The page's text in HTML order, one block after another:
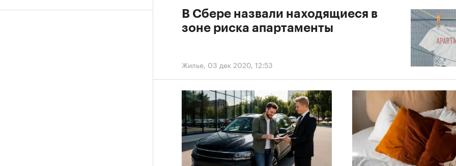
Жилье, 03 дек 2020, 12:53
В Сбере назвали находящиеся в
зоне риска апартаменты